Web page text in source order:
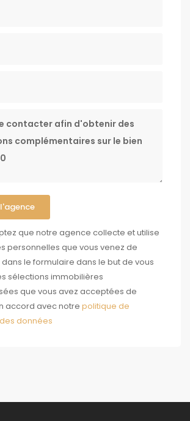
que notre agence collecte et utilise
personnelles que vous venez de
le formulaire dans le but de vous
sélections immobilières
que vous avez acceptées de
accord avec notre politique de
données